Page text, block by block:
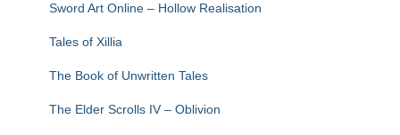
Sword Art Online – Hollow Realisation
Tales of Xillia
The Book of Unwritten Tales
The Elder Scrolls IV – Oblivion